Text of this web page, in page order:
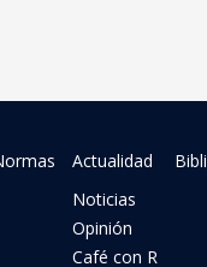
Actualidad
Noticias
Opinión
Café con R